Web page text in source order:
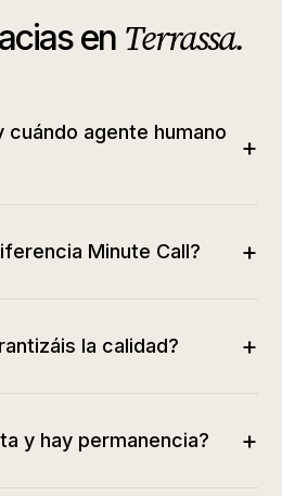
en Terrassa.
cuándo agente humano
+
Minute Call? +
la calidad? +
y hay permanencia? +